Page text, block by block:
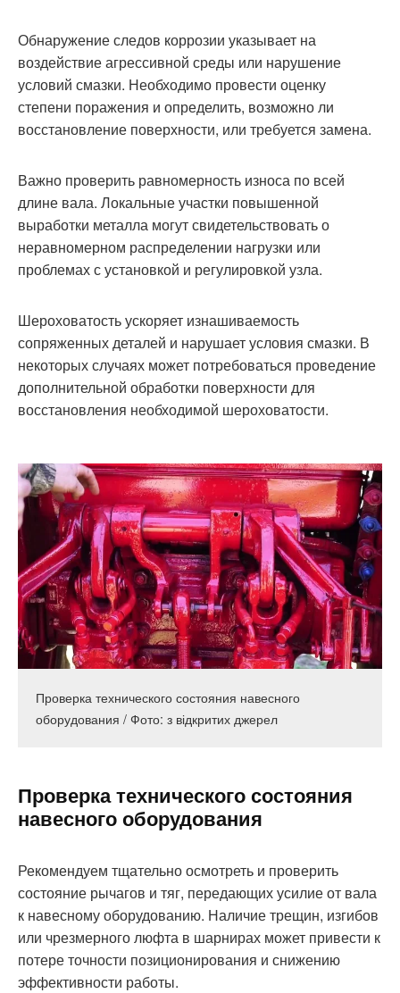
Обнаружение следов коррозии указывает на
воздействие агрессивной среды или нарушение
условий смазки. Необходимо провести оценку
степени поражения и определить, возможно ли
восстановление поверхности, или требуется замена.
Важно проверить равномерность износа по всей
длине вала. Локальные участки повышенной
выработки металла могут свидетельствовать о
неравномерном распределении нагрузки или
проблемах с установкой и регулировкой узла.
Шероховатость ускоряет изнашиваемость
сопряженных деталей и нарушает условия смазки. В
некоторых случаях может потребоваться проведение
дополнительной обработки поверхности для
восстановления необходимой шероховатости.
Проверка технического состояния навесного
оборудования / Фото: з відкритих джерел
Проверка технического состояния
навесного оборудования
Рекомендуем тщательно осмотреть и проверить
состояние рычагов и тяг, передающих усилие от вала
к навесному оборудованию. Наличие трещин, изгибов
или чрезмерного люфта в шарнирах может привести к
потере точности позиционирования и снижению
эффективности работы.